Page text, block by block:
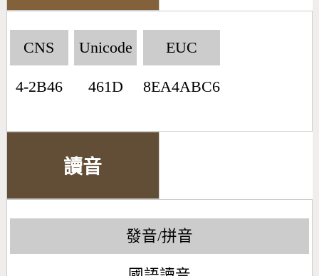
CNS
4-2B46
Unicode
461D
EUC
8EA4ABC6
讀音
發音/拼音